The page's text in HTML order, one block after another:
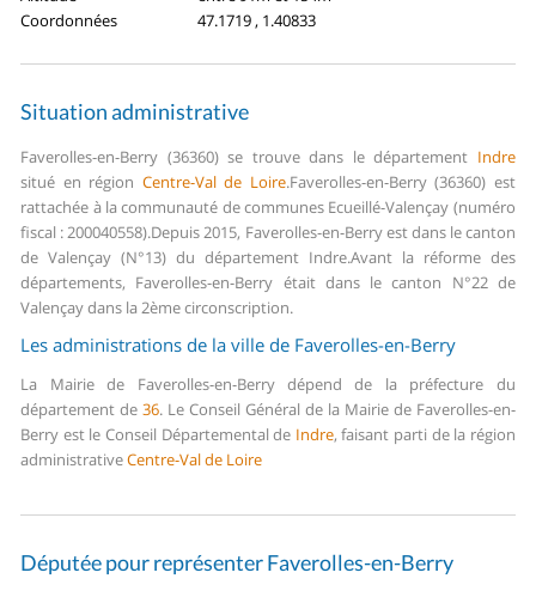
Coordonnées
47.1719 , 1.40833
Situation administrative
Faverolles-en-Berry (36360) se trouve dans le département Indre
situé en région Centre-Val de Loire.Faverolles-en-Berry (36360) est
rattachée à la communauté de communes Ecueillé-Valençay (numéro
fiscal : 200040558).Depuis 2015, Faverolles-en-Berry est dans le canton
de Valençay (N°13) du département Indre.Avant la réforme des
départements, Faverolles-en-Berry était dans le canton N°22 de
Valençay dans la 2ème circonscription.
Les administrations de la ville de Faverolles-en-Berry
La Mairie de Faverolles-en-Berry dépend de la préfecture du
département de36. Le Conseil Général de la Mairie de Faverolles-en-
Berry est le Conseil Départemental de Indre, faisant parti de la région
administrativeCentre-Val de Loire
Députée pour représenter Faverolles-en-Berry